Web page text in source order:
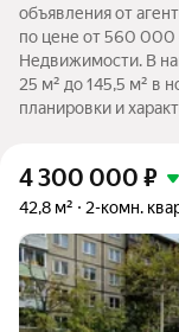
объявления от
по цене от 560
Недвижимости. В
25 м² до 145,5 м² в
планировки и
4 300 000 ₽
42,8 м² 2-комн.